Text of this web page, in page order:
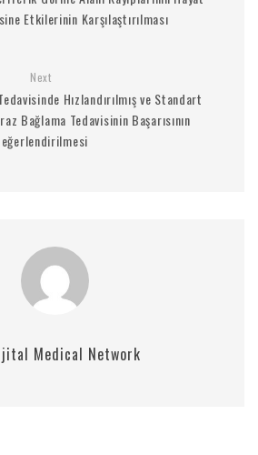
Etkilerinin Karşılaştırılması
Next
Hızlandırılmış ve Standart
Bağlama Tedavisinin Başarısının
Medical Network